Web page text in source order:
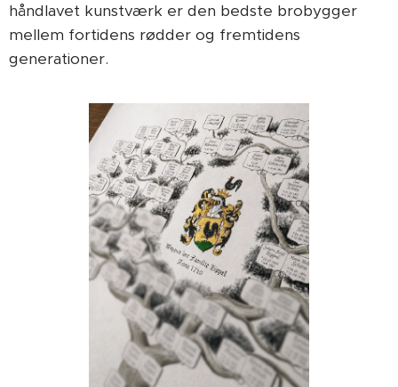
håndlavet kunstværk er den bedste brobygger
mellem fortidens rødder og fremtidens
generationer.